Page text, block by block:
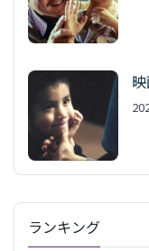
ランキング